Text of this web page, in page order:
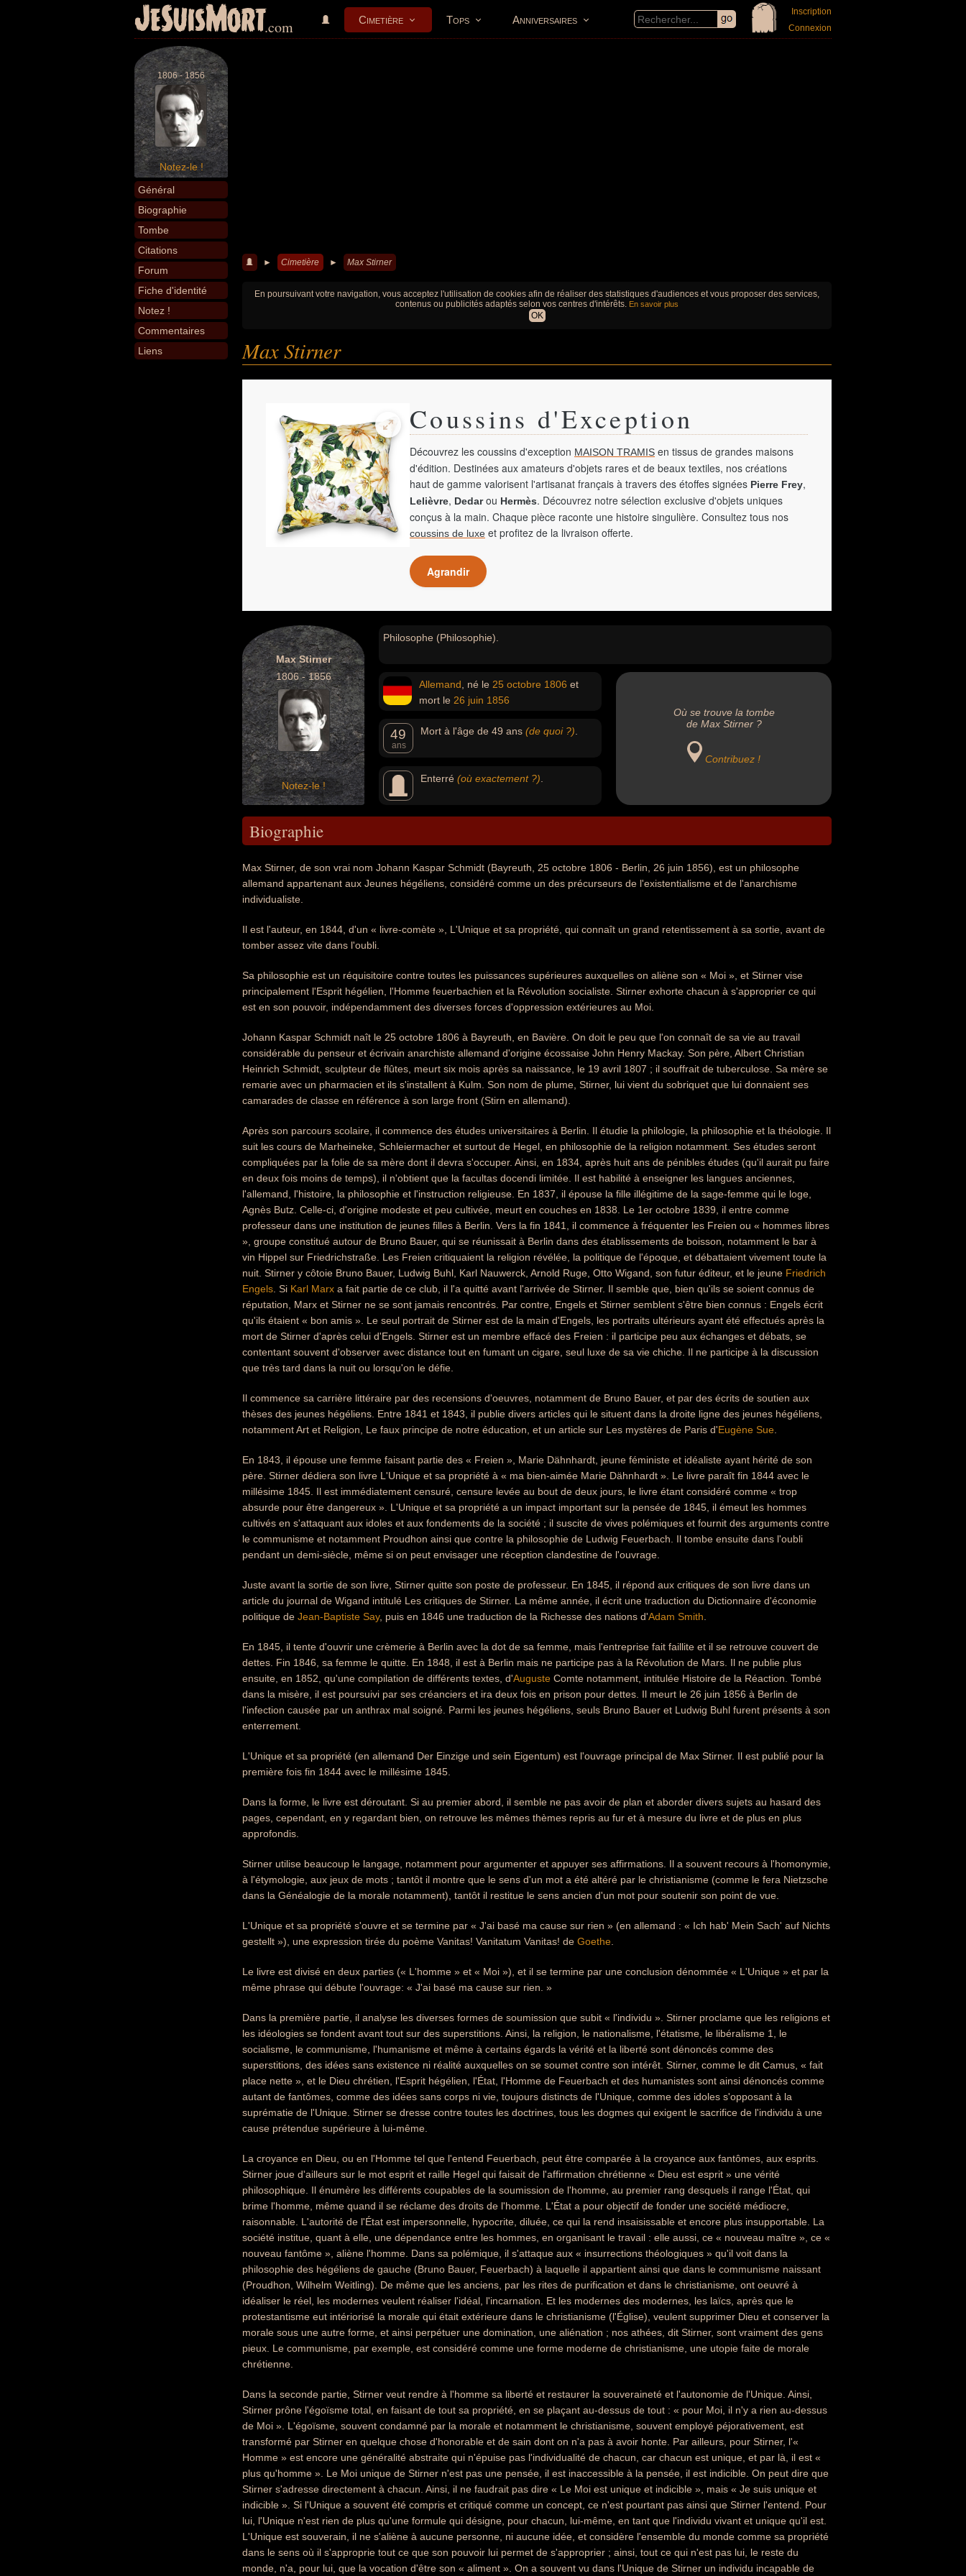
JeSuisMort.com Cimetière Tops Anniversaires
Inscription
Connexion
1806 - 1856
Notez-le !
Général
Biographie
Tombe
Citations
Forum
Fiche d'identité
Notez !
Commentaires
Liens
► Cimetière ► Max Stirner
En poursuivant votre navigation, vous acceptez l'utilisation de cookies afin de réaliser des statistiques d'audiences et vous proposer des services,
contenus ou publicités adaptés selon vos centres d'intérêts. En savoir plus
OK
Max Stirner
Coussins d'Exception
Découvrez les coussins d'exception MAISON TRAMIS en tissus de grandes maisons
d'édition. Destinées aux amateurs d'objets rares et de beaux textiles, nos créations
haut de gamme valorisent l'artisanat français à travers des étoffes signées Pierre Frey,
Lelièvre, Dedarou Hermès. Découvrez notre sélection exclusive d'objets uniques
conçus à la main. Chaque pièce raconte une histoire singulière. Consultez tous nos
coussins de luxe et profitez de la livraison offerte.
Agrandir
Max Stirner
1806 - 1856
Notez-le !
Philosophe (Philosophie).
Allemand , né le 25 octobre 1806 et
mort le 26 juin 1856
49
ans
Mort à l'âge de 49 ans (de quoi ?)
Enterré (où exactement ?)
Où se trouve la tombe
de Max Stirner ?
Contribuez !
Biographie
Max Stirner, de son vrai nom Johann Kaspar Schmidt (Bayreuth, 25 octobre 1806 - Berlin, 26 juin 1856), est un philosophe
allemand appartenant aux Jeunes hégéliens, considéré comme un des précurseurs de l'existentialisme et de l'anarchisme
individualiste.
Il est l'auteur, en 1844, d'un « livre-comète », L'Unique et sa propriété, qui connaît un grand retentissement à sa sortie, avant de
tomber assez vite dans l'oubli.
Sa philosophie est un réquisitoire contre toutes les puissances supérieures auxquelles on aliène son « Moi », et Stirner vise
principalement l'Esprit hégélien, l'Homme feuerbachien et la Révolution socialiste. Stirner exhorte chacun à s'approprier ce qui
est en son pouvoir, indépendamment des diverses forces d'oppression extérieures au Moi.
Johann Kaspar Schmidt naît le 25 octobre 1806 à Bayreuth, en Bavière. On doit le peu que l'on connaît de sa vie au travail
considérable du penseur et écrivain anarchiste allemand d'origine écossaise John Henry Mackay. Son père, Albert Christian
Heinrich Schmidt, sculpteur de flûtes, meurt six mois après sa naissance, le 19 avril 1807 ; il souffrait de tuberculose. Sa mère se
remarie avec un pharmacien et ils s'installent à Kulm. Son nom de plume, Stirner, lui vient du sobriquet que lui donnaient ses
camarades de classe en référence à son large front (Stirn en allemand).
Après son parcours scolaire, il commence des études universitaires à Berlin. Il étudie la philologie, la philosophie et la théologie. Il
suit les cours de Marheineke, Schleiermacher et surtout de Hegel, en philosophie de la religion notamment. Ses études seront
compliquées par la folie de sa mère dont il devra s'occuper. Ainsi, en 1834, après huit ans de pénibles études (qu'il aurait pu faire
en deux fois moins de temps), il n'obtient que la facultas docendi limitée. Il est habilité à enseigner les langues anciennes,
l'allemand, l'histoire, la philosophie et l'instruction religieuse. En 1837, il épouse la fille illégitime de la sage-femme qui le loge,
Agnès Butz. Celle-ci, d'origine modeste et peu cultivée, meurt en couches en 1838. Le 1er octobre 1839, il entre comme
professeur dans une institution de jeunes filles à Berlin. Vers la fin 1841, il commence à fréquenter les Freien ou « hommes libres
», groupe constitué autour de Bruno Bauer, qui se réunissait à Berlin dans des établissements de boisson, notamment le bar à
vin Hippel sur Friedrichstraße. Les Freien critiquaient la religion révélée, la politique de l'époque, et débattaient vivement toute la
nuit. Stirner y côtoie Bruno Bauer, Ludwig Buhl, Karl Nauwerck, Arnold Ruge, Otto Wigand, son futur éditeur, et le jeune Friedrich
Engels . Si Karl Marx a fait partie de ce club, il l'a quitté avant l'arrivée de Stirner. Il semble que, bien qu'ils se soient connus de
réputation, Marx et Stirner ne se sont jamais rencontrés. Par contre, Engels et Stirner semblent s'être bien connus : Engels écrit
qu'ils étaient « bon amis ». Le seul portrait de Stirner est de la main d'Engels, les portraits ultérieurs ayant été effectués après la
mort de Stirner d'après celui d'Engels. Stirner est un membre effacé des Freien : il participe peu aux échanges et débats, se
contentant souvent d'observer avec distance tout en fumant un cigare, seul luxe de sa vie chiche. Il ne participe à la discussion
que très tard dans la nuit ou lorsqu'on le défie.
Il commence sa carrière littéraire par des recensions d'oeuvres, notamment de Bruno Bauer, et par des écrits de soutien aux
thèses des jeunes hégéliens. Entre 1841 et 1843, il publie divers articles qui le situent dans la droite ligne des jeunes hégéliens,
notamment Art et Religion, Le faux principe de notre éducation, et un article sur Les mystères de Paris d'Eugène Sue
En 1843, il épouse une femme faisant partie des « Freien », Marie Dähnhardt, jeune féministe et idéaliste ayant hérité de son
père. Stirner dédiera son livre L'Unique et sa propriété à « ma bien-aimée Marie Dähnhardt ». Le livre paraît fin 1844 avec le
millésime 1845. Il est immédiatement censuré, censure levée au bout de deux jours, le livre étant considéré comme « trop
absurde pour être dangereux ». L'Unique et sa propriété a un impact important sur la pensée de 1845, il émeut les hommes
cultivés en s'attaquant aux idoles et aux fondements de la société ; il suscite de vives polémiques et fournit des arguments contre
le communisme et notamment Proudhon ainsi que contre la philosophie de Ludwig Feuerbach. Il tombe ensuite dans l'oubli
pendant un demi-siècle, même si on peut envisager une réception clandestine de l'ouvrage.
Juste avant la sortie de son livre, Stirner quitte son poste de professeur. En 1845, il répond aux critiques de son livre dans un
article du journal de Wigand intitulé Les critiques de Stirner. La même année, il écrit une traduction du Dictionnaire d'économie
politique de Jean-Baptiste Say, puis en 1846 une traduction de la Richesse des nations d'Adam Smith
En 1845, il tente d'ouvrir une crèmerie à Berlin avec la dot de sa femme, mais l'entreprise fait faillite et il se retrouve couvert de
dettes. Fin 1846, sa femme le quitte. En 1848, il est à Berlin mais ne participe pas à la Révolution de Mars. Il ne publie plus
ensuite, en 1852, qu'une compilation de différents textes, d'Auguste Comte notamment, intitulée Histoire de la Réaction. Tombé
dans la misère, il est poursuivi par ses créanciers et ira deux fois en prison pour dettes. Il meurt le 26 juin 1856 à Berlin de
l'infection causée par un anthrax mal soigné. Parmi les jeunes hégéliens, seuls Bruno Bauer et Ludwig Buhl furent présents à son
enterrement.
L'Unique et sa propriété (en allemand Der Einzige und sein Eigentum) est l'ouvrage principal de Max Stirner. Il est publié pour la
première fois fin 1844 avec le millésime 1845.
Dans la forme, le livre est déroutant. Si au premier abord, il semble ne pas avoir de plan et aborder divers sujets au hasard des
pages, cependant, en y regardant bien, on retrouve les mêmes thèmes repris au fur et à mesure du livre et de plus en plus
approfondis.
Stirner utilise beaucoup le langage, notamment pour argumenter et appuyer ses affirmations. Il a souvent recours à l'homonymie,
à l'étymologie, aux jeux de mots ; tantôt il montre que le sens d'un mot a été altéré par le christianisme (comme le fera Nietzsche
dans la Généalogie de la morale notamment), tantôt il restitue le sens ancien d'un mot pour soutenir son point de vue.
L'Unique et sa propriété s'ouvre et se termine par « J'ai basé ma cause sur rien » (en allemand : « Ich hab' Mein Sach' auf Nichts
gestellt »), une expression tirée du poème Vanitas! Vanitatum Vanitas! de Goethe
Le livre est divisé en deux parties (« L'homme » et « Moi »), et il se termine par une conclusion dénommée « L'Unique » et par la
même phrase qui débute l'ouvrage: « J'ai basé ma cause sur rien. »
Dans la première partie, il analyse les diverses formes de soumission que subit « l'individu ». Stirner proclame que les religions et
les idéologies se fondent avant tout sur des superstitions. Ainsi, la religion, le nationalisme, l'étatisme, le libéralisme 1, le
socialisme, le communisme, l'humanisme et même à certains égards la vérité et la liberté sont dénoncés comme des
superstitions, des idées sans existence ni réalité auxquelles on se soumet contre son intérêt. Stirner, comme le dit Camus, « fait
place nette », et le Dieu chrétien, l'Esprit hégélien, l'État, l'Homme de Feuerbach et des humanistes sont ainsi dénoncés comme
autant de fantômes, comme des idées sans corps ni vie, toujours distincts de l'Unique, comme des idoles s'opposant à la
suprématie de l'Unique. Stirner se dresse contre toutes les doctrines, tous les dogmes qui exigent le sacrifice de l'individu à une
cause prétendue supérieure à lui-même.
La croyance en Dieu, ou en l'Homme tel que l'entend Feuerbach, peut être comparée à la croyance aux fantômes, aux esprits.
Stirner joue d'ailleurs sur le mot esprit et raille Hegel qui faisait de l'affirmation chrétienne « Dieu est esprit » une vérité
philosophique. Il énumère les différents coupables de la soumission de l'homme, au premier rang desquels il range l'État, qui
brime l'homme, même quand il se réclame des droits de l'homme. L'État a pour objectif de fonder une société médiocre,
raisonnable. L'autorité de l'État est impersonnelle, hypocrite, diluée, ce qui la rend insaisissable et encore plus insupportable. La
société institue, quant à elle, une dépendance entre les hommes, en organisant le travail : elle aussi, ce « nouveau maître », ce «
nouveau fantôme », aliène l'homme. Dans sa polémique, il s'attaque aux « insurrections théologiques » qu'il voit dans la
philosophie des hégéliens de gauche (Bruno Bauer, Feuerbach) à laquelle il appartient ainsi que dans le communisme naissant
(Proudhon, Wilhelm Weitling). De même que les anciens, par les rites de purification et dans le christianisme, ont oeuvré à
idéaliser le réel, les modernes veulent réaliser l'idéal, l'incarnation. Et les modernes des modernes, les laïcs, après que le
protestantisme eut intériorisé la morale qui était extérieure dans le christianisme (l'Église), veulent supprimer Dieu et conserver la
morale sous une autre forme, et ainsi perpétuer une domination, une aliénation ; nos athées, dit Stirner, sont vraiment des gens
pieux. Le communisme, par exemple, est considéré comme une forme moderne de christianisme, une utopie faite de morale
chrétienne.
Dans la seconde partie, Stirner veut rendre à l'homme sa liberté et restaurer la souveraineté et l'autonomie de l'Unique. Ainsi,
Stirner prône l'égoïsme total, en faisant de tout sa propriété, en se plaçant au-dessus de tout : « pour Moi, il n'y a rien au-dessus
de Moi ». L'égoïsme, souvent condamné par la morale et notamment le christianisme, souvent employé péjorativement, est
transformé par Stirner en quelque chose d'honorable et de sain dont on n'a pas à avoir honte. Par ailleurs, pour Stirner, l'«
Homme » est encore une généralité abstraite qui n'épuise pas l'individualité de chacun, car chacun est unique, et par là, il est «
plus qu'homme ». Le Moi unique de Stirner n'est pas une pensée, il est inaccessible à la pensée, il est indicible. On peut dire que
Stirner s'adresse directement à chacun. Ainsi, il ne faudrait pas dire « Le Moi est unique et indicible », mais « Je suis unique et
indicible ». Si l'Unique a souvent été compris et critiqué comme un concept, ce n'est pourtant pas ainsi que Stirner l'entend. Pour
lui, l'Unique n'est rien de plus qu'une formule qui désigne, pour chacun, lui-même, en tant que l'individu vivant et unique qu'il est.
L'Unique est souverain, il ne s'aliène à aucune personne, ni aucune idée, et considère l'ensemble du monde comme sa propriété
dans le sens où il s'approprie tout ce que son pouvoir lui permet de s'approprier ; ainsi, tout ce qui n'est pas lui, le reste du
monde, n'a, pour lui, que la vocation d'être son « aliment ». On a souvent vu dans l'Unique de Stirner un individu incapable de